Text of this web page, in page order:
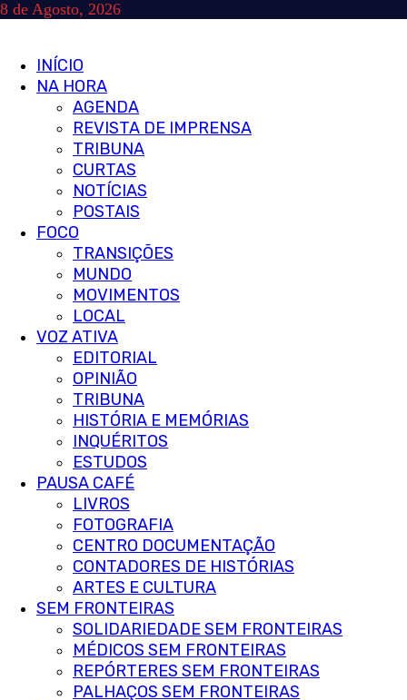
Skip
8 de Agosto, 2026
Primary
Menu
INÍCIO
NA HORA
AGENDA
REVISTA DE IMPRENSA
TRIBUNA
CURTAS
NOTÍCIAS
POSTAIS
FOCO
TRANSIÇÕES
MUNDO
MOVIMENTOS
LOCAL
VOZ ATIVA
EDITORIAL
OPINIÃO
TRIBUNA
HISTÓRIA E MEMÓRIAS
INQUÉRITOS
ESTUDOS
PAUSA CAFÉ
LIVROS
FOTOGRAFIA
CENTRO DOCUMENTAÇÃO
CONTADORES DE HISTÓRIAS
ARTES E CULTURA
SEM FRONTEIRAS
SOLIDARIEDADE SEM FRONTEIRAS
MÉDICOS SEM FRONTEIRAS
REPÓRTERES SEM FRONTEIRAS
PALHAÇOS SEM FRONTEIRAS